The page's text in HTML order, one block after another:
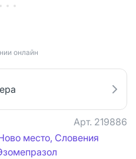
онлайн
Арт. 219886
место, Словения